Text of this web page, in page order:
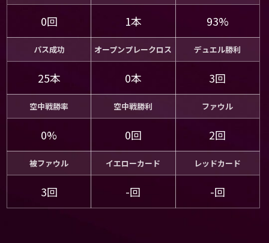
0回 1本 93%
パス成功
25本
オープンプレークロス
0本
デュエル勝利
3回
空中戦勝率
0%
空中戦勝利
0回
ファウル
2回
被ファウル
3回
イエローカード
-回
レッドカード
-回